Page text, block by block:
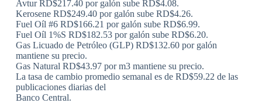
Avtur RD$217.40 por galón sube RD$4.08.
Kerosene RD$249.40 por galón sube RD$4.26.
Fuel Oíl #6 RD$166.21 por galón sube RD$6.99.
Fuel Oíl 1%S RD$182.53 por galón sube RD$6.20.
Gas Licuado de Petróleo (GLP) RD$132.60 por galón
mantiene su precio.
Gas Natural RD$43.97 por m3 mantiene su precio.
La tasa de cambio promedio semanal es de RD$59.22 de las
publicaciones diarias del
Banco Central.